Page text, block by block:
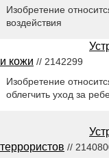
Изобретение
воздействия
и кожи // 2142299
Изобретение
облегчить уход за
террористов //